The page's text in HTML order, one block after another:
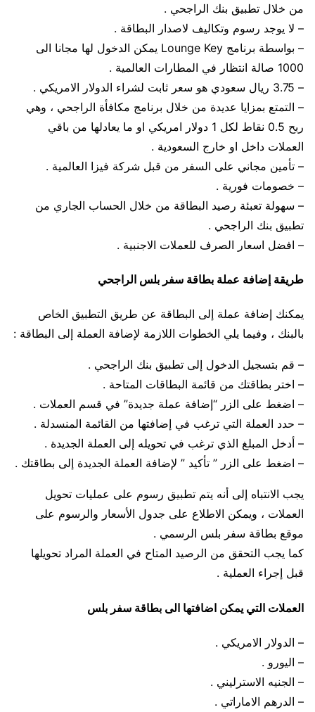
من خلال تطبيق بنك الراجحي .
– لا يوجد رسوم وتكاليف لاصدار البطاقة .
– بواسطة برنامج Lounge Key يمكن الدخول لها مجانا الى
1000 صالة انتظار في المطارات العالمية .
– 3.75 ريال سعودي هو سعر ثابت لشراء الدولار الامريكي .
– التمتع بمزايا عديدة من خلال برنامج مكافأة الراجحي ، وهي
ربح 0.5 نقاط لكل 1 دولار امريكي او ما يعادلها من باقي
العملات داخل او خارج السعودية .
– تأمين مجاني على السفر من قبل شركة فيزا العالمية .
– خصومات فورية .
– سهولة تعبئة رصيد البطاقة من خلال الحساب الجاري من
تطبيق بنك الراجحي .
– افضل اسعار الصرف للعملات الاجنبية .
طريقة إضافة عملة بطاقة سفر بلس الراجحي
يمكنك إضافة عملة إلى البطاقة عن طريق التطبيق الخاص
بالبنك ، وفيما يلي الخطوات اللازمة لإضافة العملة إلى البطاقة :
– قم بتسجيل الدخول إلى تطبيق بنك الراجحي .
– اختر بطاقتك من قائمة البطاقات المتاحة .
– اضغط على الزر “إضافة عملة جديدة” في قسم العملات .
– حدد العملة التي ترغب في إضافتها من القائمة المنسدلة .
– أدخل المبلغ الذي ترغب في تحويله إلى العملة الجديدة .
– اضغط على الزر ” تأكيد ” لإضافة العملة الجديدة إلى بطاقتك .
يجب الانتباه إلى أنه يتم تطبيق رسوم على عمليات تحويل
العملات ، ويمكن الاطلاع على جدول الأسعار والرسوم على
موقع بطاقة سفر بلس الرسمي .
كما يجب التحقق من الرصيد المتاح في العملة المراد تحويلها
قبل إجراء العملية .
العملات التي يمكن اضافتها الى بطاقة سفر بلس
– الدولار الامريكي .
– اليورو .
– الجنيه الاسترليني .
– الدرهم الاماراتي .